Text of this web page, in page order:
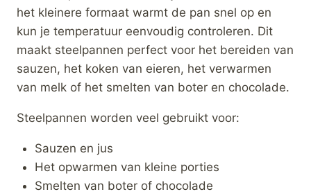
het kleinere formaat warmt de pan snel op en
kun je temperatuur eenvoudig controleren. Dit
maakt steelpannen perfect voor het bereiden van
sauzen, het koken van eieren, het verwarmen
van melk of het smelten van boter en chocolade.
Steelpannen worden veel gebruikt voor:
Sauzen en jus
Het opwarmen van kleine porties
Smelten van boter of chocolade